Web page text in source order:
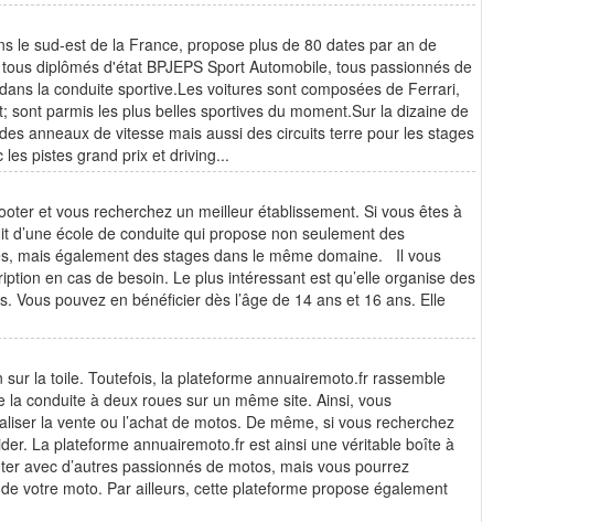
le sud-est de la France, propose plus de 80 dates par an de
diplômés d'état BPJEPS Sport Automobile, tous passionnés de
la conduite sportive.Les voitures sont composées de Ferrari,
parmis les plus belles sportives du moment.Sur la dizaine de
anneaux de vitesse mais aussi des circuits terre pour les stages
pistes grand prix et driving...
et vous recherchez un meilleur établissement. Si vous êtes à
d’une école de conduite qui propose non seulement des
mais également des stages dans le même domaine. Il vous
en cas de besoin. Le plus intéressant est qu’elle organise des
Vous pouvez en bénéficier dès l’âge de 14 ans et 16 ans. Elle
la toile. Toutefois, la plateforme annuairemoto.fr rassemble
conduite à deux roues sur un même site. Ainsi, vous
la vente ou l’achat de motos. De même, si vous recherchez
La plateforme annuairemoto.fr est ainsi une véritable boîte à
avec d’autres passionnés de motos, mais vous pourrez
votre moto. Par ailleurs, cette plateforme propose également